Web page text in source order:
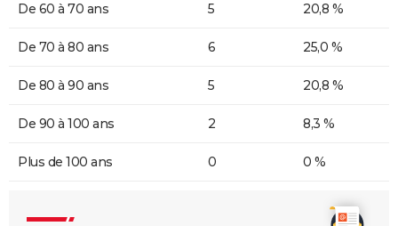
De 60 à 70 ans 5 20,8 %
De 70 à 80 ans 6 25,0 %
De 80 à 90 ans 5 20,8 %
De 90 à 100 ans 2 8,3 %
Plus de 100 ans 0 0 %